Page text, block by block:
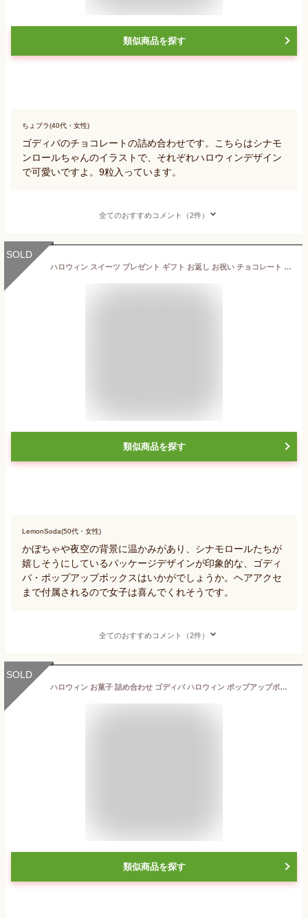
類似商品を探す
ちょプラ(40代・女性)
ゴディバのチョコレートの詰め合わせです。こちらはシナモ
ンロールちゃんのイラストで、それぞれハロウィンデザイン
で可愛いですよ。9粒入っています。
全てのおすすめコメント（2件）
SOLD
ハロウィン スイーツ プレゼント ギフト お返し お祝い チョコレート ゴディバ (GODIVA)ゴディバ ハロウィン ポップアップ ボックス（9粒入）
類似商品を探す
LemonSoda(50代・女性)
かぼちゃや夜空の背景に温かみがあり、シナモロールたちが
嬉しそうにしているパッケージデザインが印象的な、ゴディ
バ・ポップアップボックスはいかがでしょうか。ヘアアクセ
まで付属されるので女子は喜んでくれそうです。
全てのおすすめコメント（2件）
SOLD
ハロウィン お菓子 詰め合わせ ゴディバ ハロウィン ポップアップボックス (9粒入) 〈205818〉 \3980以上送料無料
類似商品を探す